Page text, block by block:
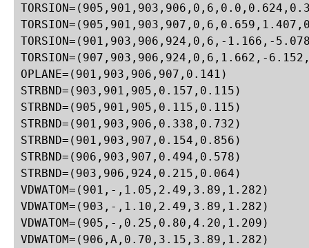
TORSION=(901,903,906,924,0,6,-1.166,-
TORSION=(907,903,906,924,0,6,1.662,-
OPLANE=(901,903,906,907,0.141)
STRBND=(903,901,905,0.157,0.115)
STRBND=(905,901,905,0.115,0.115)
STRBND=(901,903,906,0.338,0.732)
STRBND=(901,903,907,0.154,0.856)
STRBND=(906,903,907,0.494,0.578)
STRBND=(903,906,924,0.215,0.064)
VDWATOM=(901,-,1.05,2.49,3.89,1.282)
VDWATOM=(903,-,1.10,2.49,3.89,1.282)
VDWATOM=(905,-,0.25,0.80,4.20,1.209)
VDWATOM=(906,A,0.70,3.15,3.89,1.282)